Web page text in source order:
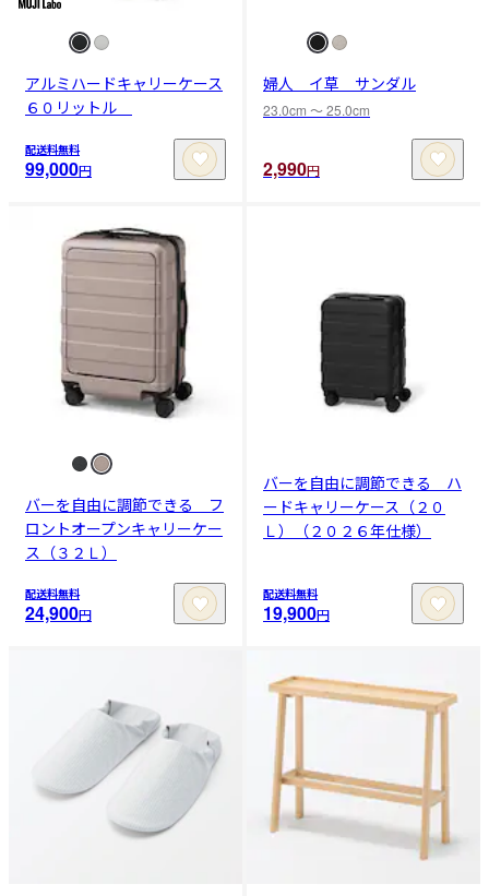
アルミハードキャリーケース
６０リットル
配送料無料
99,000円
婦人 イ草 サンダル
23.0cm 〜 25.0cm
2,990円
バーを自由に調節できる フ
ロントオープンキャリーケー
ス（３２Ｌ）
配送料無料
24,900円
バーを自由に調節できる ハ
ードキャリーケース（２０
Ｌ）（２０２６年仕様）
配送料無料
19,900円